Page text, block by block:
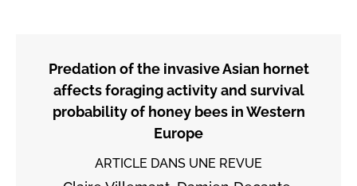
Predation of the invasive Asian hornet
affects foraging activity and survival
probability of honey bees in Western
Europe
ARTICLE DANS UNE REVUE